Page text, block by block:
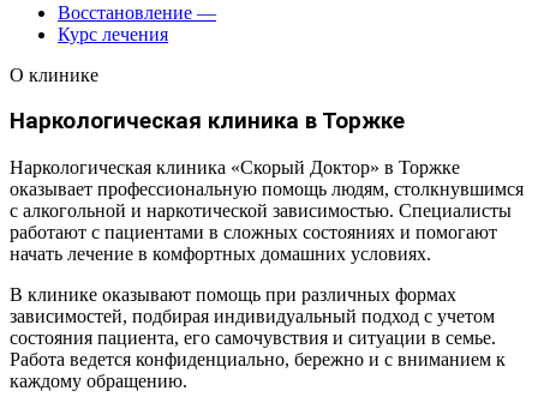
Восстановление —
Курс лечения
О клинике
Наркологическая клиника в Торжке
Наркологическая клиника «Скорый Доктор» в Торжке
оказывает профессиональную помощь людям, столкнувшимся
с алкогольной и наркотической зависимостью. Специалисты
работают с пациентами в сложных состояниях и помогают
начать лечение в комфортных домашних условиях.
В клинике оказывают помощь при различных формах
зависимостей, подбирая индивидуальный подход с учетом
состояния пациента, его самочувствия и ситуации в семье.
Работа ведется конфиденциально, бережно и с вниманием к
каждому обращению.